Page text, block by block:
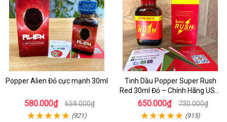
Popper Alien Đỏ cực mạnh 30ml
580.000₫ 659.000₫
(921)
Tinh Dầu Popper Super Rush
Red 30ml Đỏ – Chính Hãng USA,
Kích Thích Mạnh, Tăng Hưng
Phấn
650.000₫ 730.000₫
(915)